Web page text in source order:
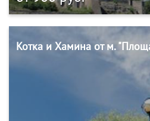
Котка и Хамина от м.